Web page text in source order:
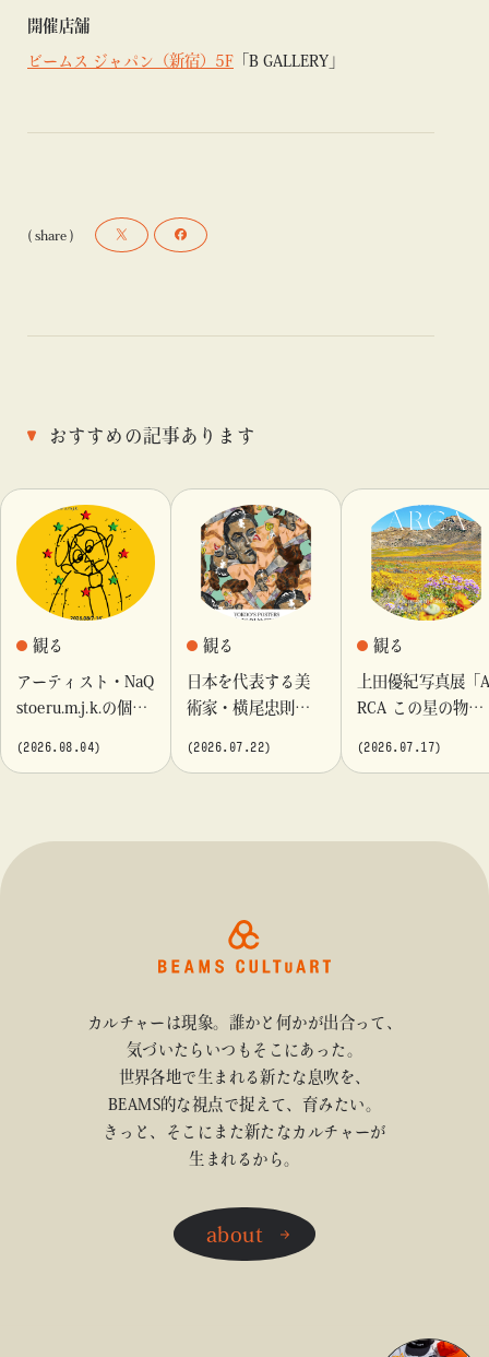
開催店舗
ビームス ジャパン（新宿）5F 「B GALLERY」
( share )
おすすめの記事あります
観る
アーティスト・NaQ
stoeru.m.j.k.の個展
t』「ビームス カル
(2026.08.04)
観る
日本を代表する美
術家・横尾忠則が
てきたポスターや
Y〉にて開催
(2026.07.22)
観る
上田優紀写真展「
RCA この星の物
カルチャート 高
(2026.07.17)
カルチャーは現象。誰かと何かが出合って、
気づいたらいつもそこにあった。
世界各地で生まれる新たな息吹を、
BEAMS的な視点で捉えて、育みたい。
きっと、そこにまた新たなカルチャーが
生まれるから。
about